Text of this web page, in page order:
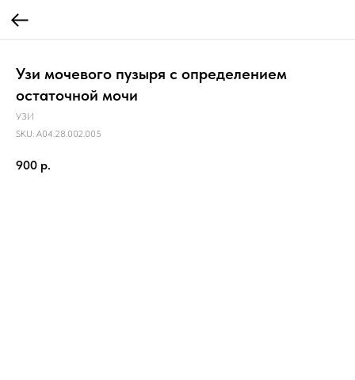
Узи мочевого пузыря с определением
остаточной мочи
УЗИ
SKU: A04.28.002.005
900 р.